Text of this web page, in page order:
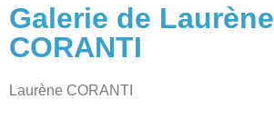
Galerie de Laurène
CORANTI
Laurène CORANTI